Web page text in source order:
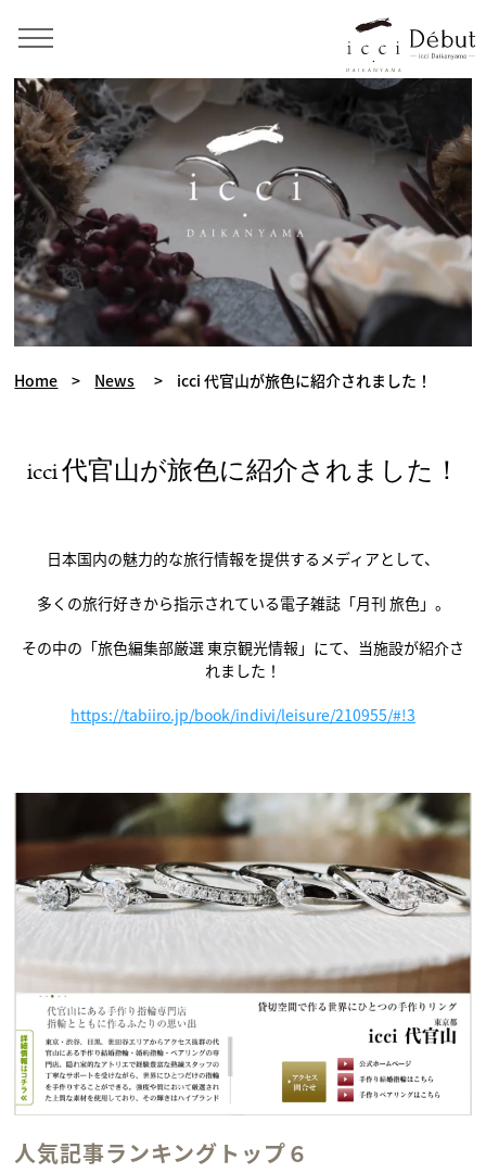
Home > News > icci 代官山が旅色に紹介されました！
icci 代官山が旅色に紹介されました！
日本国内の魅力的な旅行情報を提供するメディアとして、
多くの旅行好きから指示されている電子雑誌「月刊 旅色」。
その中の「旅色編集部厳選 東京観光情報」にて、当施設が紹介さ
れました！
https://tabiiro.jp/book/indivi/leisure/210955/#!3
人気記事ランキングトップ６